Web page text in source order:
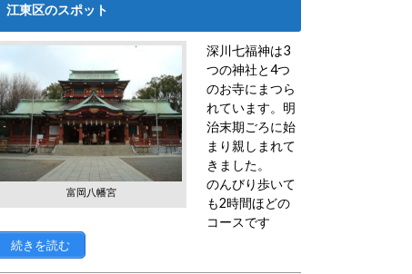
江東区のスポット
富岡八幡宮
深川七福神は3
つの神社と4つ
のお寺にまつら
れています。明
治末期ごろに始
まり親しまれて
きました。
のんびり歩いて
も2時間ほどの
コースです
続きを読む